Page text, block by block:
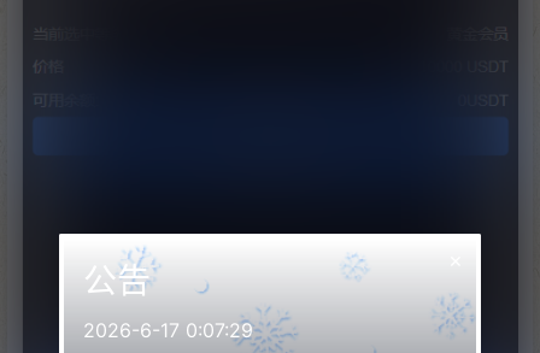
公告
2026-6-17 0:07:29